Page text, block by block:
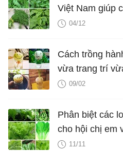
Việt Nam giúp
mang mỗi khi đi
04/12
Cách trồng
vừa trang trí
09/02
Phân biệt các
cho hội chị em
11/11